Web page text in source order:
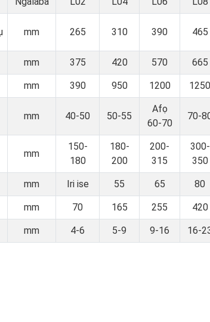
mm 265 310 390 465
mm 375 420 570 665
mm 390 950 1200 1250
mm 40-50 50-55
Afọ
60-70
70-
mm
150-
180
180-
200
200-
315
300-
350
mm Iri ise 55 65 80
mm 70 165 255 420
mm 4-6 5-9 9-16 16-